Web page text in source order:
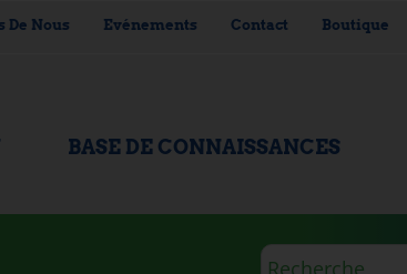
De Nous Evénements Contact Boutique
BASE DE CONNAISSANCES
Requête